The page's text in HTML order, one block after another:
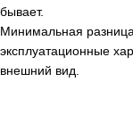
бывает.
Минимальная
эксплуатационные
внешний вид.